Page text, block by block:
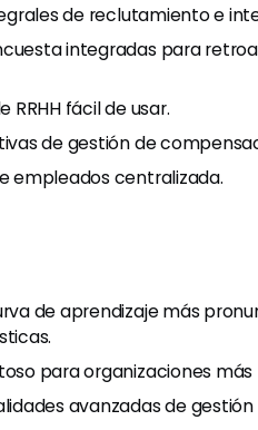
de reclutamiento e
integradas para
RRHH fácil de usar.
de gestión de
empleados centralizada.
de aprendizaje más
para organizaciones más
avanzadas de gestión